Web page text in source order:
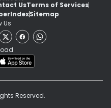
UsTerms of Services
IndexSitemap
Us
Reserved.